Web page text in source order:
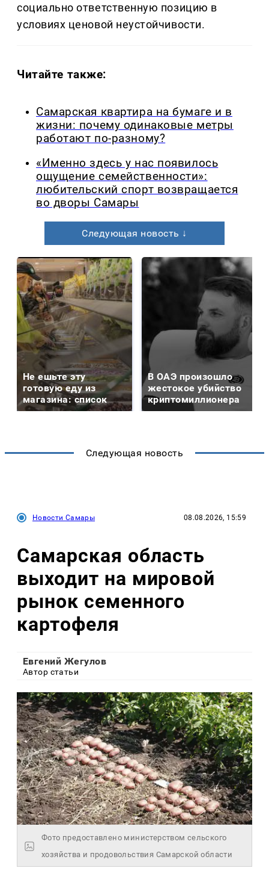
социально ответственную позицию в
условиях ценовой неустойчивости.
Читайте также:
Самарская квартира на бумаге и в
жизни: почему одинаковые метры
работают по-разному?
«Именно здесь у нас появилось
ощущение семейственности»:
любительский спорт возвращается
во дворы Самары
Следующая новость ↓
Не ешьте эту
готовую еду из
магазина: список
В ОАЭ произошло
жестокое убийство
криптомиллионера
Следующая новость
Новости Самары 08.08.2026, 15:59
Самарская область
выходит на мировой
рынок семенного
картофеля
Евгений Жегулов
Автор статьи
Фото предоставлено министерством сельского
хозяйства и продовольствия Самарской области